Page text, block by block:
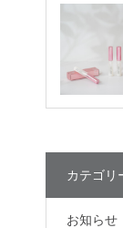
カテゴリ
お知らせ